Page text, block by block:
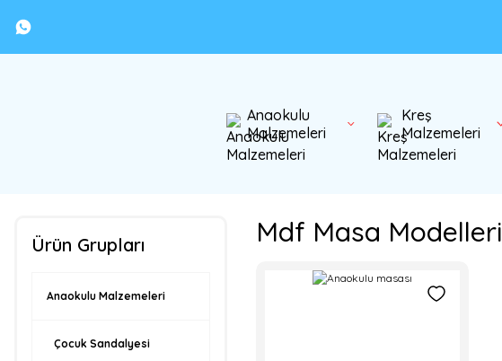
Anaokulu
Malzemeleri
Kreş
Malzemeleri
Ürün Grupları
Anaokulu Malzemeleri
Çocuk Sandalyesi
Mdf Masa Modelleri